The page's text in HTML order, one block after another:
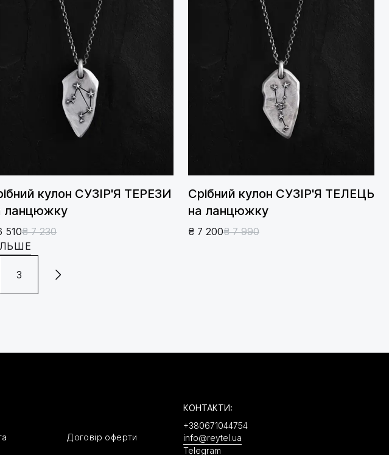
кулон СУЗІР'Я ТЕРЕЗИ
ланцюжку
510₴ 7 230
Срібний кулон СУЗІР'Я ТЕЛЕЦЬ
на ланцюжку
₴ 7 200₴ 7 990
3
Договір оферти
КОНТАКТИ:
+380671044754
info@reytel.ua
Telegram